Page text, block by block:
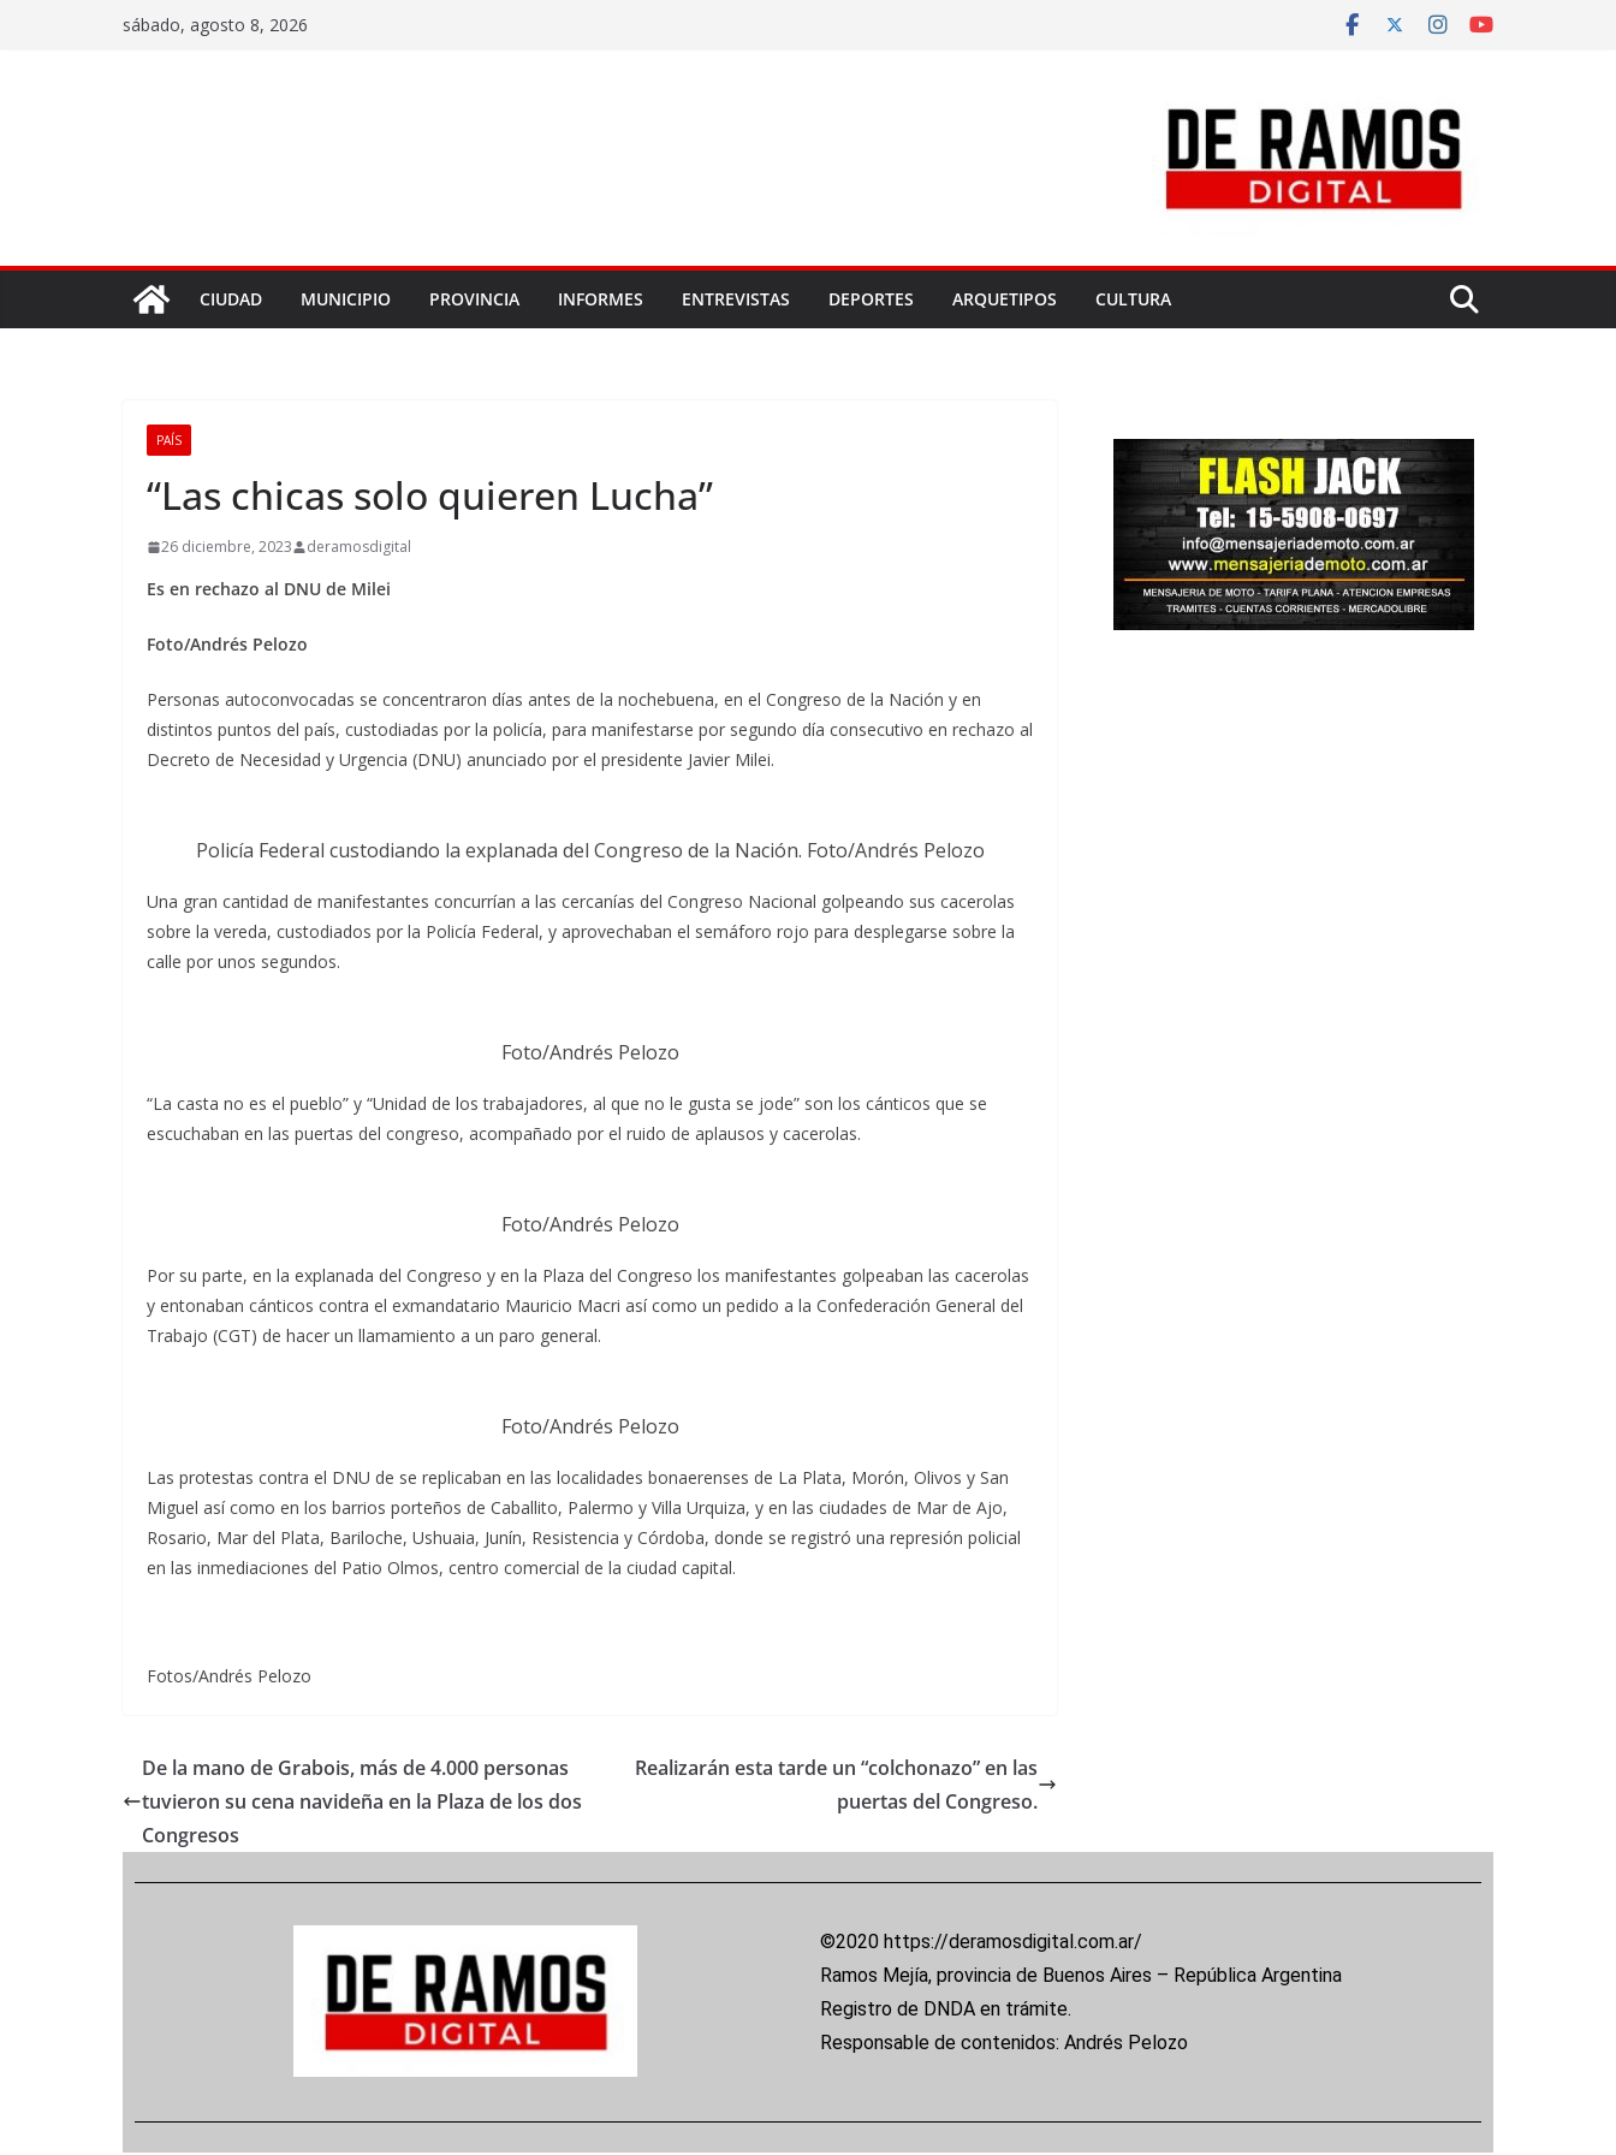
sábado, agosto 8, 2026
CIUDAD MUNICIPIO PROVINCIA INFORMES ENTREVISTAS DEPORTES ARQUETIPOS CULTURA
PAÍS
“Las chicas solo quieren Lucha”
26 diciembre, 2023 deramosdigital
Es en rechazo al DNU de Milei
Foto/Andrés Pelozo
Personas autoconvocadas se concentraron días antes de la nochebuena, en el Congreso de la Nación y en
distintos puntos del país, custodiadas por la policía, para manifestarse por segundo día consecutivo en rechazo al
Decreto de Necesidad y Urgencia (DNU) anunciado por el presidente Javier Milei.
Policía Federal custodiando la explanada del Congreso de la Nación. Foto/Andrés Pelozo
Una gran cantidad de manifestantes concurrían a las cercanías del Congreso Nacional golpeando sus cacerolas
sobre la vereda, custodiados por la Policía Federal, y aprovechaban el semáforo rojo para desplegarse sobre la
calle por unos segundos.
Foto/Andrés Pelozo
“La casta no es el pueblo” y “Unidad de los trabajadores, al que no le gusta se jode” son los cánticos que se
escuchaban en las puertas del congreso, acompañado por el ruido de aplausos y cacerolas.
Foto/Andrés Pelozo
Por su parte, en la explanada del Congreso y en la Plaza del Congreso los manifestantes golpeaban las cacerolas
y entonaban cánticos contra el exmandatario Mauricio Macri así como un pedido a la Confederación General del
Trabajo (CGT) de hacer un llamamiento a un paro general.
Foto/Andrés Pelozo
Las protestas contra el DNU de se replicaban en las localidades bonaerenses de La Plata, Morón, Olivos y San
Miguel así como en los barrios porteños de Caballito, Palermo y Villa Urquiza, y en las ciudades de Mar de Ajo,
Rosario, Mar del Plata, Bariloche, Ushuaia, Junín, Resistencia y Córdoba, donde se registró una represión policial
en las inmediaciones del Patio Olmos, centro comercial de la ciudad capital.
Fotos/Andrés Pelozo
De la mano de Grabois, más de 4.000 personas
tuvieron su cena navideña en la Plaza de los dos
Congresos
Realizarán esta tarde un “colchonazo” en las
puertas del Congreso.
©2020 https://deramosdigital.com.ar/
Ramos Mejía, provincia de Buenos Aires – República Argentina
Registro de DNDA en trámite.
Responsable de contenidos: Andrés Pelozo